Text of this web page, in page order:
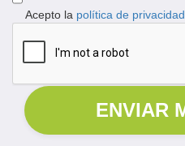
Acepto la política de privacidad